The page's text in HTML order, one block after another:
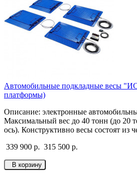
Автомобильные подкладные весы
платформы)
Описание: электронные
Максимальный вес до 40 тонн (до 20
ось). Конструктивно весы состоят из
339 900 р. 315 500 р.
В корзину